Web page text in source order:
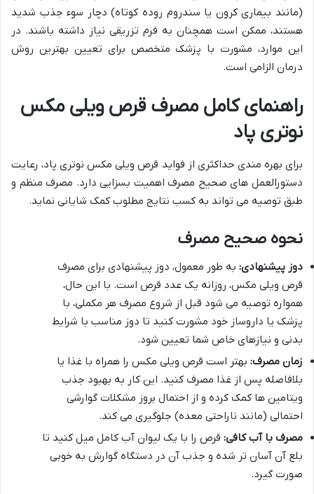
(مانند بیماری کرون یا سندروم روده کوتاه) دچار سوء جذب شدید
هستند، ممکن است همچنان به فرم تزریقی نیاز داشته باشند. در
این موارد، مشورت با پزشک متخصص برای تعیین بهترین روش
درمان الزامی است.
راهنمای کامل مصرف قرص ویلی مکس
نوتری پاد
برای بهره مندی حداکثری از فواید قرص ویلی مکس نوتری پاد، رعایت
دستورالعمل های صحیح مصرف اهمیت بسزایی دارد. مصرف منظم و
طبق توصیه می تواند به کسب نتایج مطلوب کمک شایانی نماید.
نحوه صحیح مصرف
دوز پیشنهادی: به طور معمول، دوز پیشنهادی برای مصرف
قرص ویلی مکس، روزانه یک عدد قرص است. با این حال،
همواره توصیه می شود قبل از شروع مصرف هر مکملی، با
پزشک یا داروساز خود مشورت کنید تا دوز مناسب با شرایط
بدنی و نیازهای خاص شما تعیین شود.
زمان مصرف: بهتر است قرص ویلی مکس را همراه با غذا یا
بلافاصله پس از غذا مصرف کنید. این کار به بهبود جذب
ویتامین ها کمک کرده و از احتمال بروز مشکلات گوارشی
احتمالی (مانند ناراحتی معده) جلوگیری می کند.
مصرف با آب کافی: قرص را با یک لیوان آب کامل میل کنید تا
بلع آن آسان تر شده و جذب آن در دستگاه گوارش به خوبی
صورت گیرد.